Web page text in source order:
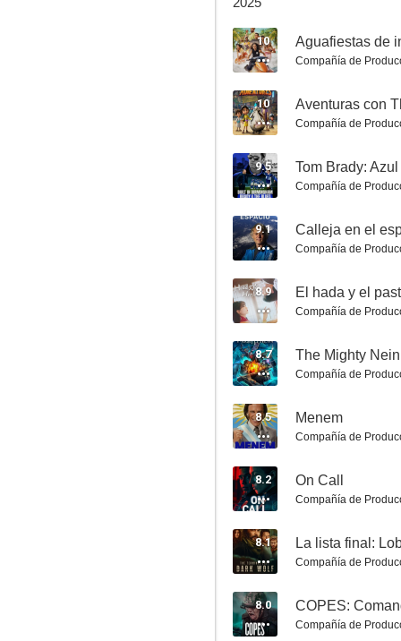
Star Trek: Picard
7.4
La novia
10 Aguafiestas de
Compañía de
10 Aventuras con
Compañía de
9.5 Tom Brady:
Compañía de
9.1 Calleja en el
Compañía de
8.9 El hada y el
Compañía de
8.7 The Mighty Nein
Compañía de
8.5 Menem
Compañía de
8.2 On Call
Compañía de
8.1 La lista final:
Compañía de
8.0 COPES:
Compañía de